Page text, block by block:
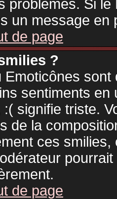
problèmes. Si
un message en
de page
?
Emoticônes
sentiments
signifie triste.
de la
ces
de page